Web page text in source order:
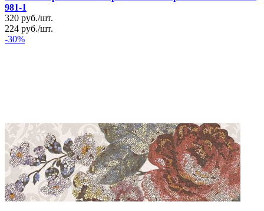
981-1
320 руб./шт.
224 руб./шт.
-30%